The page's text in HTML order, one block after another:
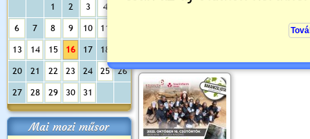
1 2 3 4
6 7 8 9 10 11
13 14 15 16 17 18
20 21 22 23 24 25 26
27 28 29 30 31
Mai mozi műsor